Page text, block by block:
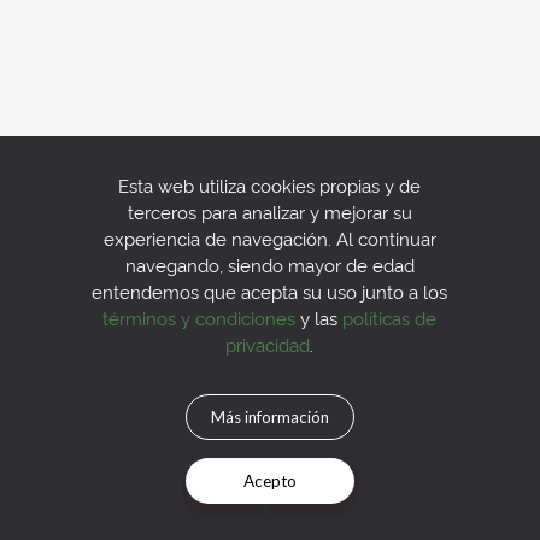
Mapa Filtros
Esta web utiliza cookies propias y de
terceros para analizar y mejorar su
experiencia de navegación. Al continuar
navegando, siendo mayor de edad
entendemos que acepta su uso junto a los
términos y condicionesy las políticas de
privacidad
Más información
Acepto